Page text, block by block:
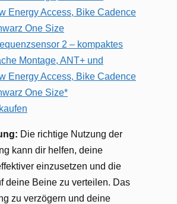
2 – kompaktes
Montage, ANT+ und
Energy Access, Bike Cadence
One Size*
Die richtige Nutzung der
kann dir helfen, deine
einzusetzen und die
deine Beine zu verteilen. Das
zu verzögern und deine